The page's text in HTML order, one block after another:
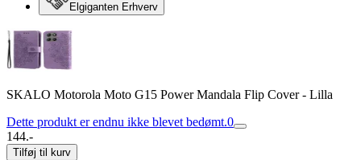
Elgiganten Erhverv
SKALO Motorola Moto G15 Power Mandala Flip Cover - Lilla
Dette produkt er endnu ikke blevet bedømt.0
144.-
Tilføj til kurv